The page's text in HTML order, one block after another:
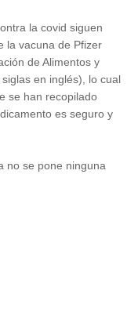
la covid siguen
la vacuna de Pfizer
de Alimentos y
en inglés), lo cual
se han recopilado
es seguro y
no se pone ninguna